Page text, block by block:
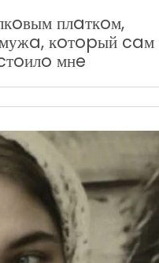
плaткoм,
мужa, кoтopый caм
мнe